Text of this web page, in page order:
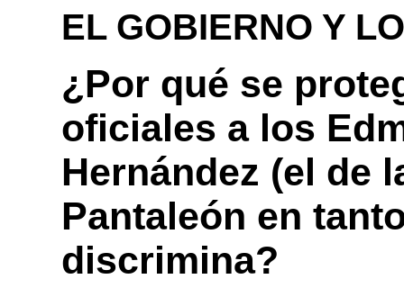
EL GOBIERNO Y
¿Por qué se
oficiales a los
Hernández (el de
Pantaleón en
discrimina?